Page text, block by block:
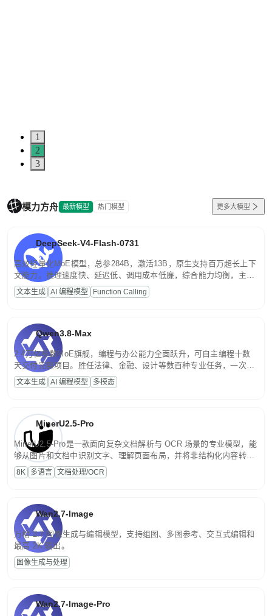
1
2
3
模力方舟 最新模型 热门模型 更多大模型
DeepSeek-V4-Flash-0731
高效轻量化MoE模型，总参284B，激活13B，原生支持百万超长上下
文能力。推理速度快、延迟低、调用成本低廉，综合能力均衡，主打
高并发、轻量化任务，适合日常对话、内容创作、基础 RAG、批量
文案处理等普惠刚需场景。
文本生成 AI 编程模型 Function Calling
Qwen3.8-Max
2.4万亿参数MoE旗舰，编程与办公能力全面跃升，可自主编程十数
天交付完整项目。胜任法律、金融、设计等数百种专业任务，一次对
话端到端交付生产级成果。原生视觉理解贯穿规划、执行与验证全流
程，支持超长文档与长视频的深度语义解析。长程任务中自主规划与
文本生成 AI 编程模型 多模态
MinerU2.5-Pro
MinerU2.5-Pro是一款面向复杂文档解析与 OCR 场景的专业模型，能
够从图片和文档中识别文字、理解页面布局，并将非结构化内容转换
为便于存储、检索和二次处理的结构化结果。
8K 多语言 文档处理/OCR
Wan2.7-Image
万相 2.7 图像生成与编辑模型，支持组图、多图参考、交互式编辑和
最高 2K 输出。
图像生成与处理
Wan2.7-Image-Pro